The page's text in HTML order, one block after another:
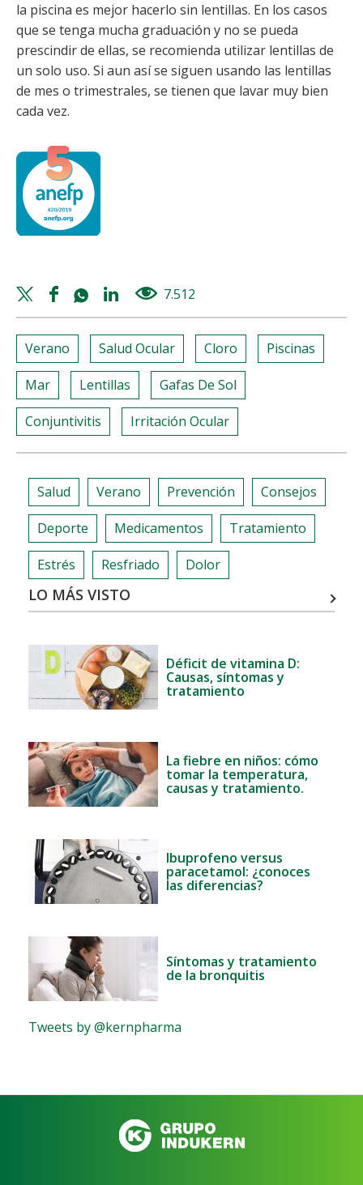
la piscina es mejor hacerlo sin lentillas. En los casos
que se tenga mucha graduación y no se pueda
prescindir de ellas, se recomienda utilizar lentillas de
un solo uso. Si aun así se siguen usando las lentillas
de mes o trimestrales, se tienen que lavar muy bien
cada vez.
Twitter
share
Facebook
share
Whatsapp
share
Linkedin
share
7.512
Verano Salud Ocular Cloro Piscinas
Mar Lentillas Gafas De Sol
Conjuntivitis Irritación Ocular
Salud Verano Prevención Consejos
Deporte Medicamentos Tratamiento
Estrés Resfriado Dolor
LO MÁS VISTO
Déficit de vitamina D:
Causas, síntomas y
tratamiento
La fiebre en niños: cómo
tomar la temperatura,
causas y tratamiento.
Ibuprofeno versus
paracetamol: ¿conoces
las diferencias?
Síntomas y tratamiento
de la bronquitis
Tweets by @kernpharma